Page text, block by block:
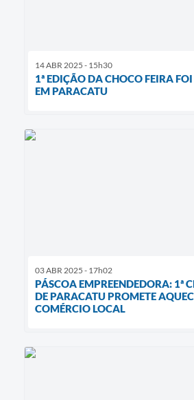
14 ABR 2025 - 15h30
1ª EDIÇÃO DA CHOCO FEIRA
EM PARACATU
03 ABR 2025 - 17h02
PÁSCOA EMPREENDEDORA: 1ª
DE PARACATU PROMETE
COMÉRCIO LOCAL